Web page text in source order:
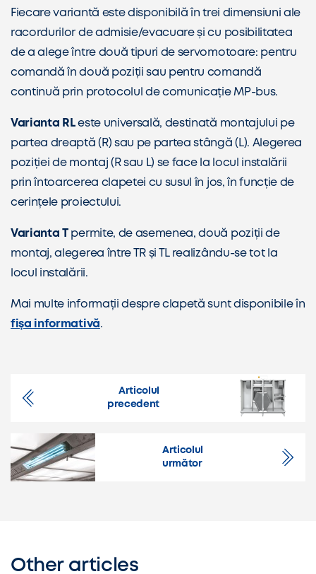
Fiecare variantă este disponibilă în trei dimensiuni ale
racordurilor de admisie/evacuare și cu posibilitatea
de a alege între două tipuri de servomotoare: pentru
comandă în două poziții sau pentru comandă
continuă prin protocolul de comunicație MP-bus.
Varianta RLeste universală, destinată montajului pe
partea dreaptă (R) sau pe partea stângă (L). Alegerea
poziției de montaj (R sau L) se face la locul instalării
prin întoarcerea clapetei cu susul în jos, în funcție de
cerințele proiectului.
Varianta Tpermite, de asemenea, două poziții de
montaj, alegerea între TR și TL realizându-se tot la
locul instalării.
Mai multe informații despre clapetă sunt disponibile în
fișa informativă.
Articolul
precedent
Articolul
următor
Other articles